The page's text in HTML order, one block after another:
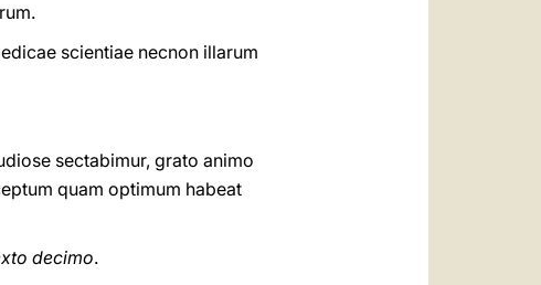
scientiae necnon illarum
sectabimur, grato animo
quam optimum habeat
decimo.